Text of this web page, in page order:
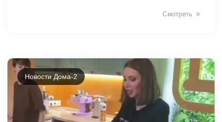
Смотреть
Новости Дома-2